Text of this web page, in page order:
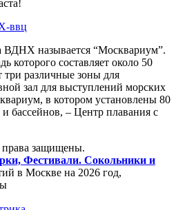
ввц
ВДНХ называется “Москвариум”.
которого составляет около 50
три различные зоны для
зал для выступлений морских
в котором установлены 80
бассейнов, – Центр плавания с
права защищены.
Фестивали. Сокольники и
в Москве на 2026 год,